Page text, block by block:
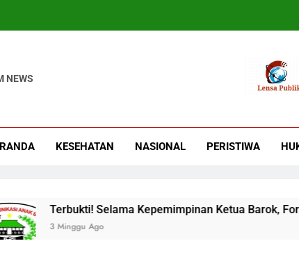
UIN
NEWS
KESEHATAN NASIONAL PERISTIWA
Terbukti! Selama Kepemimpinan Ketua Barok, Forkabi
3 Minggu Ago